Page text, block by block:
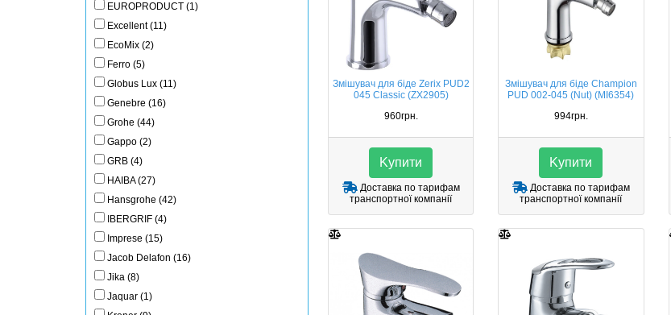
EUROPRODUCT (1)
Excellent (11)
EcoMix (2)
Ferro (5)
Globus Lux (11)
Genebre (16)
Grohe (44)
Gappo (2)
GRB (4)
HAIBA (27)
Hansgrohe (42)
IBERGRIF (4)
Imprese (15)
Jacob Delafon (16)
Jika (8)
Jaquar (1)
Змішувач для біде Zerix PUD2
045 Classic (ZX2905)
960грн.
Kупити
Доставка по тарифам
транспортної компанії
Змішувач для біде Champion
PUD 002-045 (Nut) (MI6354)
994грн.
Kупити
Доставка по тарифам
транспортної компанії